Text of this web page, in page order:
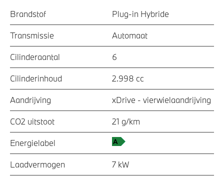
Brandstof Plug-in Hybride
Transmissie Automaat
Cilinderaantal 6
Cilinderinhoud 2.998 cc
Aandrijving xDrive - vierwielaandrijving
CO2 uitstoot 21 g/km
Energielabel
Laadvermogen 7 kW